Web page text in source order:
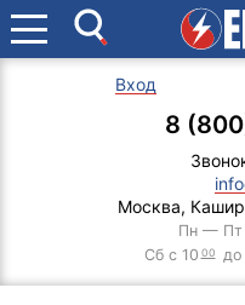
Вход
8
Москва,
Пн — Пт
Сб с 10 00 до